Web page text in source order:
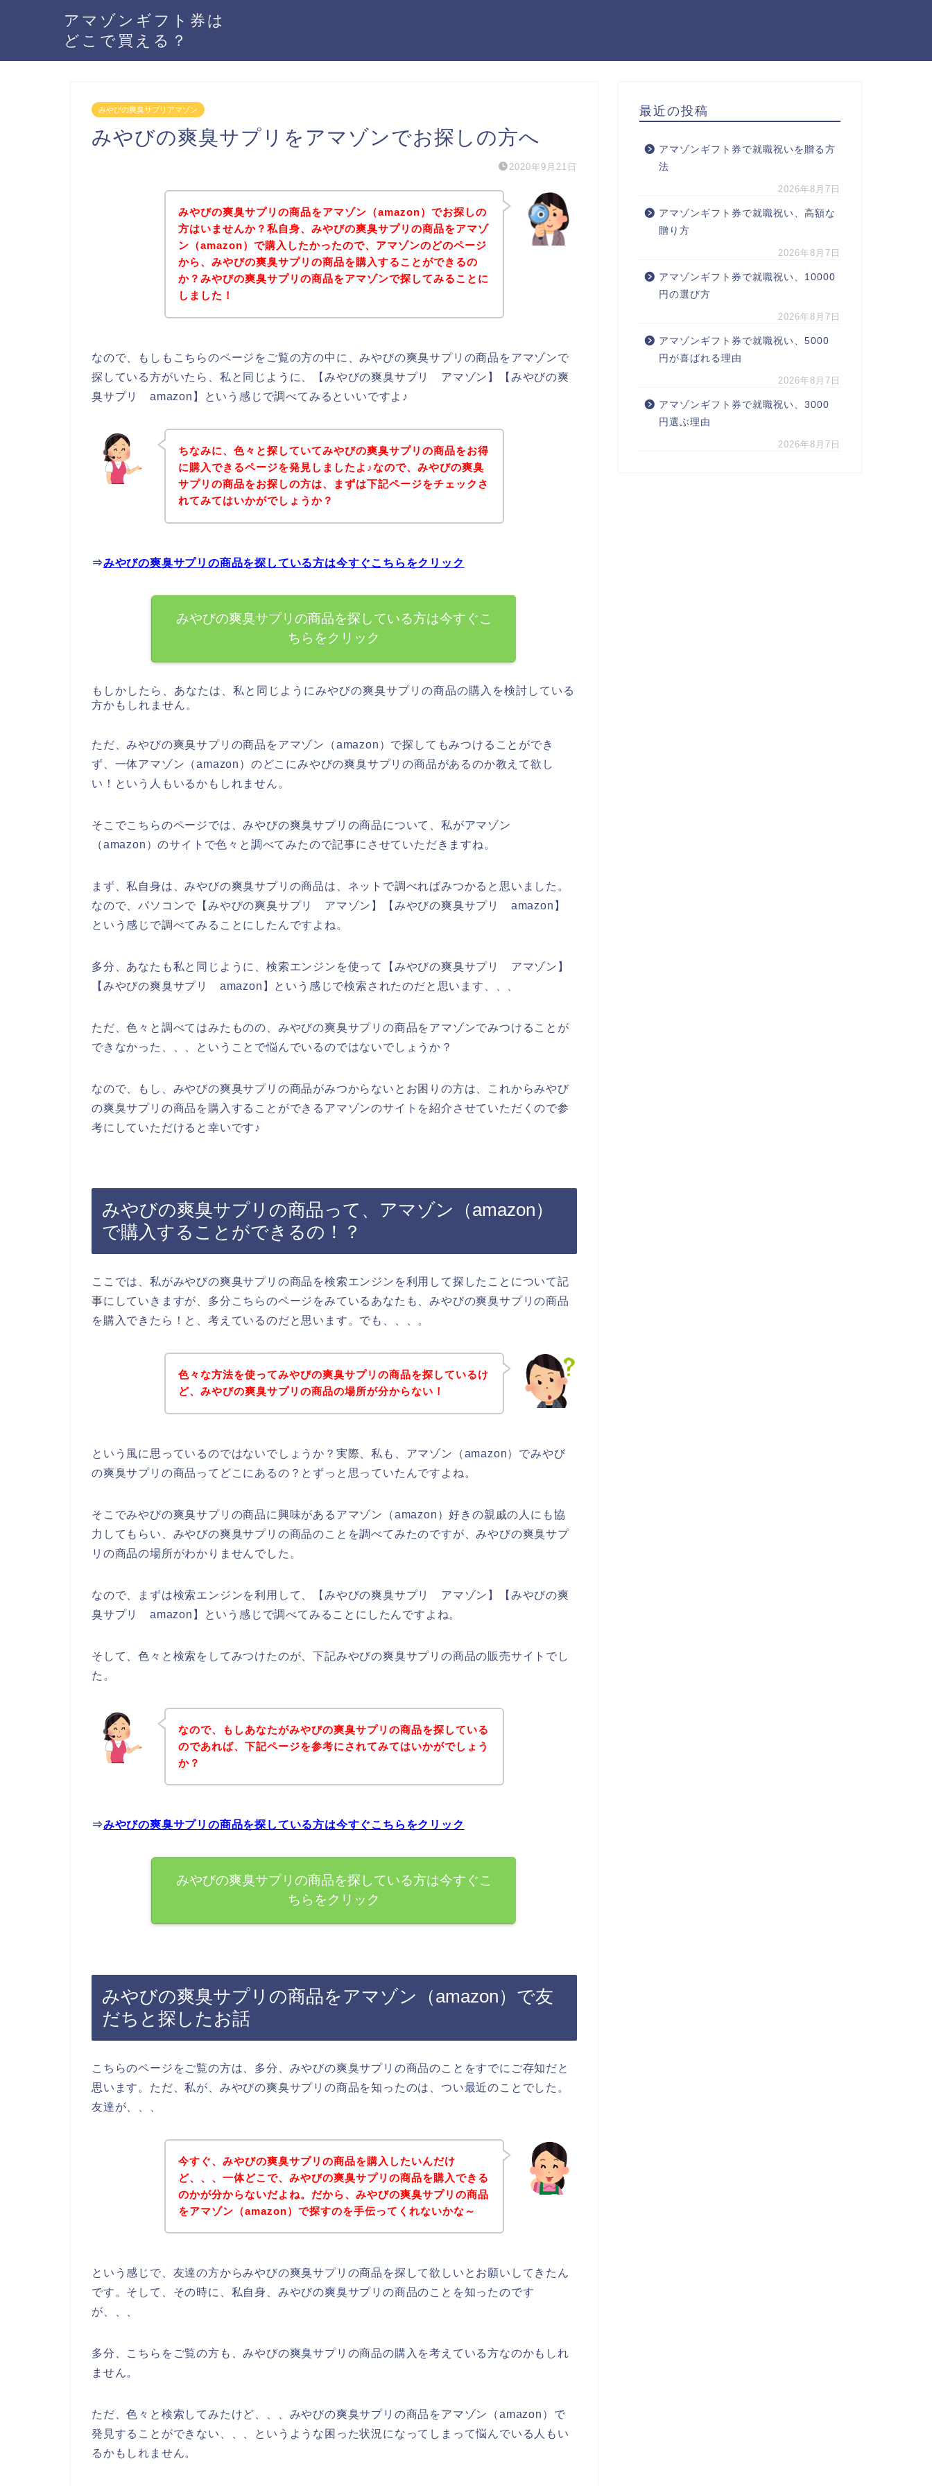
アマゾンギフト券は
どこで買える？
みやびの爽臭サプリアマゾン
みやびの爽臭サプリをアマゾンでお探しの方へ
2020年9月21日
みやびの爽臭サプリの商品をアマゾン（amazon）でお探しの
方はいませんか？私自身、みやびの爽臭サプリの商品をアマゾ
ン（amazon）で購入したかったので、アマゾンのどのページ
から、みやびの爽臭サプリの商品を購入することができるの
か？みやびの爽臭サプリの商品をアマゾンで探してみることに
しました！
なので、もしもこちらのページをご覧の方の中に、みやびの爽臭サプリの商品をアマゾンで
探している方がいたら、私と同じように、【みやびの爽臭サプリ アマゾン】【みやびの爽
臭サプリ amazon】という感じで調べてみるといいですよ♪
ちなみに、色々と探していてみやびの爽臭サプリの商品をお得
に購入できるページを発見しましたよ♪なので、みやびの爽臭
サプリの商品をお探しの方は、まずは下記ページをチェックさ
れてみてはいかがでしょうか？
⇒みやびの爽臭サプリの商品を探している方は今すぐこちらをクリック
みやびの爽臭サプリの商品を探している方は今すぐこ
ちらをクリック
もしかしたら、あなたは、私と同じようにみやびの爽臭サプリの商品の購入を検討している
方かもしれません。
ただ、みやびの爽臭サプリの商品をアマゾン（amazon）で探してもみつけることができ
ず、一体アマゾン（amazon）のどこにみやびの爽臭サプリの商品があるのか教えて欲し
い！という人もいるかもしれません。
そこでこちらのページでは、みやびの爽臭サプリの商品について、私がアマゾン
（amazon）のサイトで色々と調べてみたので記事にさせていただきますね。
まず、私自身は、みやびの爽臭サプリの商品は、ネットで調べればみつかると思いました。
なので、パソコンで【みやびの爽臭サプリ アマゾン】【みやびの爽臭サプリ amazon】
という感じで調べてみることにしたんですよね。
多分、あなたも私と同じように、検索エンジンを使って【みやびの爽臭サプリ アマゾン】
【みやびの爽臭サプリ amazon】という感じで検索されたのだと思います、、、
ただ、色々と調べてはみたものの、みやびの爽臭サプリの商品をアマゾンでみつけることが
できなかった、、、ということで悩んでいるのではないでしょうか？
なので、もし、みやびの爽臭サプリの商品がみつからないとお困りの方は、これからみやび
の爽臭サプリの商品を購入することができるアマゾンのサイトを紹介させていただくので参
考にしていただけると幸いです♪
みやびの爽臭サプリの商品って、アマゾン（amazon）
で購入することができるの！？
ここでは、私がみやびの爽臭サプリの商品を検索エンジンを利用して探したことについて記
事にしていきますが、多分こちらのページをみているあなたも、みやびの爽臭サプリの商品
を購入できたら！と、考えているのだと思います。でも、、、。
色々な方法を使ってみやびの爽臭サプリの商品を探しているけ
ど、みやびの爽臭サプリの商品の場所が分からない！
という風に思っているのではないでしょうか？実際、私も、アマゾン（amazon）でみやび
の爽臭サプリの商品ってどこにあるの？とずっと思っていたんですよね。
そこでみやびの爽臭サプリの商品に興味があるアマゾン（amazon）好きの親戚の人にも協
力してもらい、みやびの爽臭サプリの商品のことを調べてみたのですが、みやびの爽臭サプ
リの商品の場所がわかりませんでした。
なので、まずは検索エンジンを利用して、【みやびの爽臭サプリ アマゾン】【みやびの爽
臭サプリ amazon】という感じで調べてみることにしたんですよね。
そして、色々と検索をしてみつけたのが、下記みやびの爽臭サプリの商品の販売サイトでし
た。
なので、もしあなたがみやびの爽臭サプリの商品を探している
のであれば、下記ページを参考にされてみてはいかがでしょう
か？
⇒みやびの爽臭サプリの商品を探している方は今すぐこちらをクリック
みやびの爽臭サプリの商品を探している方は今すぐこ
ちらをクリック
みやびの爽臭サプリの商品をアマゾン（amazon）で友
だちと探したお話
こちらのページをご覧の方は、多分、みやびの爽臭サプリの商品のことをすでにご存知だと
思います。ただ、私が、みやびの爽臭サプリの商品を知ったのは、つい最近のことでした。
友達が、、、
今すぐ、みやびの爽臭サプリの商品を購入したいんだけ
ど、、、一体どこで、みやびの爽臭サプリの商品を購入できる
のかが分からないだよね。だから、みやびの爽臭サプリの商品
をアマゾン（amazon）で探すのを手伝ってくれないかな～
という感じで、友達の方からみやびの爽臭サプリの商品を探して欲しいとお願いしてきたん
です。そして、その時に、私自身、みやびの爽臭サプリの商品のことを知ったのです
が、、、
多分、こちらをご覧の方も、みやびの爽臭サプリの商品の購入を考えている方なのかもしれ
ません。
ただ、色々と検索してみたけど、、、みやびの爽臭サプリの商品をアマゾン（amazon）で
発見することができない、、、というような困った状況になってしまって悩んでいる人もい
るかもしれません。
最近の投稿
アマゾンギフト券で就職祝いを贈る方
法
2026年8月7日
アマゾンギフト券で就職祝い、高額な
贈り方
2026年8月7日
アマゾンギフト券で就職祝い、10000
円の選び方
2026年8月7日
アマゾンギフト券で就職祝い、5000
円が喜ばれる理由
2026年8月7日
アマゾンギフト券で就職祝い、3000
円選ぶ理由
2026年8月7日